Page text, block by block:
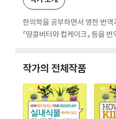
한의학을 공부하면서 영한 번역
『땅콩버터와 컵케이크』 등을 번
작가의 전체작품